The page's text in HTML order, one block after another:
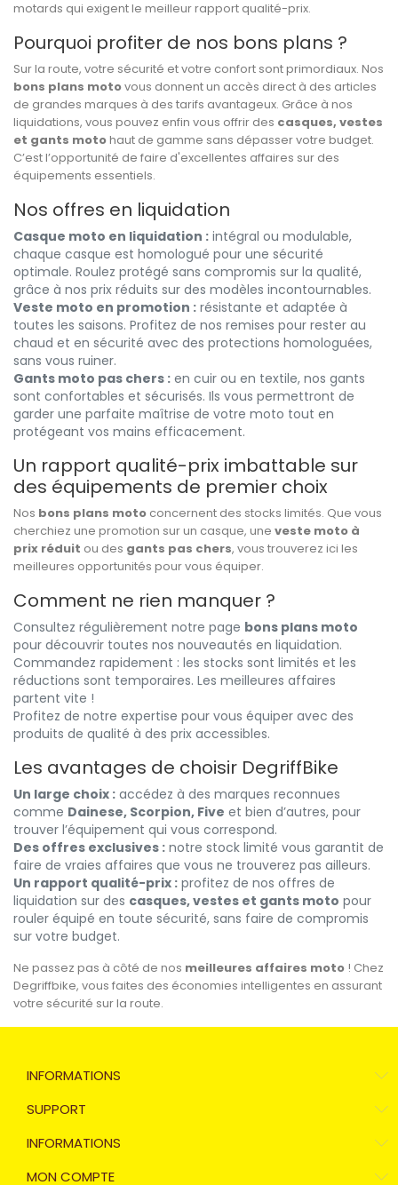
motards qui exigent le meilleur rapport qualité-prix.
Pourquoi profiter de nos bons plans ?
Sur la route, votre sécurité et votre confort sont primordiaux. Nos
bons plans motovous donnent un accès direct à des articles
de grandes marques à des tarifs avantageux. Grâce à nos
liquidations, vous pouvez enfin vous offrir des casques, vestes
et gants motohaut de gamme sans dépasser votre budget.
C’est l’opportunité de faire d'excellentes affaires sur des
équipements essentiels.
Nos offres en liquidation
Casque moto en liquidation : intégral ou modulable,
chaque casque est homologué pour une sécurité
optimale. Roulez protégé sans compromis sur la qualité,
grâce à nos prix réduits sur des modèles incontournables.
Veste moto en promotion : résistante et adaptée à
toutes les saisons. Profitez de nos remises pour rester au
chaud et en sécurité avec des protections homologuées,
sans vous ruiner.
Gants moto pas chers : en cuir ou en textile, nos gants
sont confortables et sécurisés. Ils vous permettront de
garder une parfaite maîtrise de votre moto tout en
protégeant vos mains efficacement.
Un rapport qualité-prix imbattable sur
des équipements de premier choix
Nos bons plans moto concernent des stocks limités. Que vous
cherchiez une promotion sur un casque, une veste moto à
prix réduit ou des gants pas chers, vous trouverez ici les
meilleures opportunités pour vous équiper.
Comment ne rien manquer ?
Consultez régulièrement notre page bons plans moto
pour découvrir toutes nos nouveautés en liquidation.
Commandez rapidement : les stocks sont limités et les
réductions sont temporaires. Les meilleures affaires
partent vite !
Profitez de notre expertise pour vous équiper avec des
produits de qualité à des prix accessibles.
Les avantages de choisir DegriffBike
Un large choix : accédez à des marques reconnues
comme Dainese, Scorpion, Five et bien d’autres, pour
trouver l’équipement qui vous correspond.
Des offres exclusives : notre stock limité vous garantit de
faire de vraies affaires que vous ne trouverez pas ailleurs.
Un rapport qualité-prix : profitez de nos offres de
liquidation sur des casques, vestes et gants moto pour
rouler équipé en toute sécurité, sans faire de compromis
sur votre budget.
Ne passez pas à côté de nos meilleures affaires moto ! Chez
Degriffbike, vous faites des économies intelligentes en assurant
votre sécurité sur la route.
INFORMATIONS
SUPPORT
INFORMATIONS
MON COMPTE